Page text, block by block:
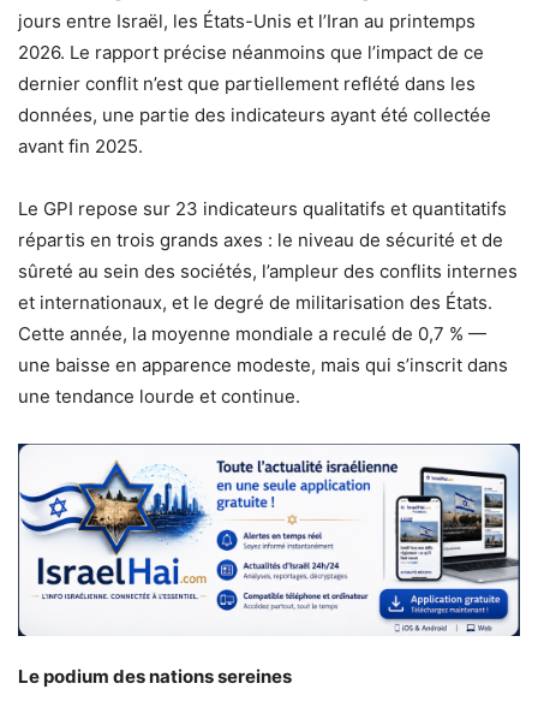
jours entre Israël, les États-Unis et l’Iran au printemps
2026. Le rapport précise néanmoins que l’impact de ce
dernier conflit n’est que partiellement reflété dans les
données, une partie des indicateurs ayant été collectée
avant fin 2025.
Le GPI repose sur 23 indicateurs qualitatifs et quantitatifs
répartis en trois grands axes : le niveau de sécurité et de
sûreté au sein des sociétés, l’ampleur des conflits internes
et internationaux, et le degré de militarisation des États.
Cette année, la moyenne mondiale a reculé de 0,7 % —
une baisse en apparence modeste, mais qui s’inscrit dans
une tendance lourde et continue.
Le podium des nations sereines